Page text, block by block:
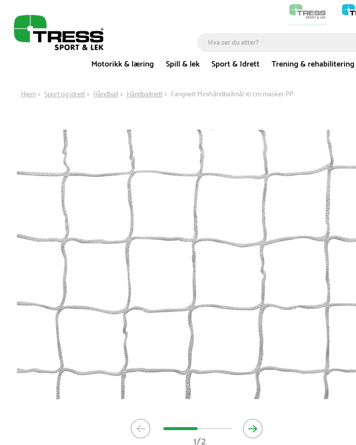
Motorikk & læring
Spill & lek Sport & Idrett Trening & rehabilitering
Hjem Sport og idrett Håndball Håndballnett Fangnett Minihåndballmål 10 cm masker PP
1/2